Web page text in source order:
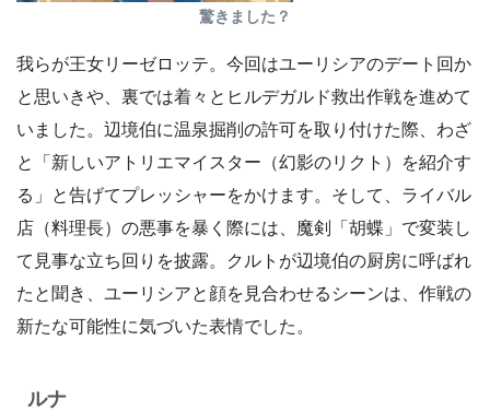
驚きました？
我らが王女リーゼロッテ。今回はユーリシアのデート回か
と思いきや、裏では着々とヒルデガルド救出作戦を進めて
いました。辺境伯に温泉掘削の許可を取り付けた際、わざ
と「新しいアトリエマイスター（幻影のリクト）を紹介す
る」と告げてプレッシャーをかけます。そして、ライバル
店（料理長）の悪事を暴く際には、魔剣「胡蝶」で変装し
て見事な立ち回りを披露。クルトが辺境伯の厨房に呼ばれ
たと聞き、ユーリシアと顔を見合わせるシーンは、作戦の
新たな可能性に気づいた表情でした。
ルナ